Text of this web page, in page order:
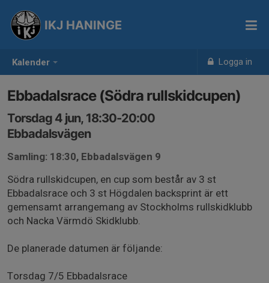
Kalender Logga in
IKJ HANINGE
Ebbadalsrace (Södra rullskidcupen)
Torsdag 4 jun, 18:30-20:00
Ebbadalsvägen
Samling: 18:30, Ebbadalsvägen 9
Södra rullskidcupen, en cup som består av 3 st
Ebbadalsrace och 3 st Högdalen backsprint är ett
gemensamt arrangemang av Stockholms rullskidklubb
och Nacka Värmdö Skidklubb.
De planerade datumen är följande:
Torsdag 7/5 Ebbadalsrace